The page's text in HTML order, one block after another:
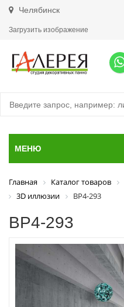
Челябинск
Загрузить изображение
МЕНЮ
Главная Каталог товаров
3D иллюзии
ВР4-293
ВР4-293